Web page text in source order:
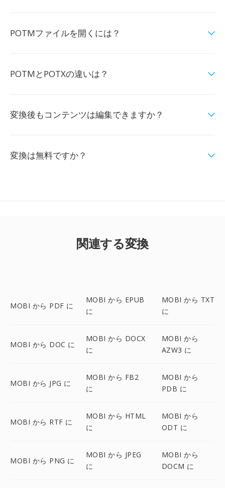
POTMファイルを開くには？
POTMとPOTXの違いは？
変換後もコンテンツは編集できますか？
変換は無料ですか？
関連する変換
MOBI から PDF に
MOBI から EPUB
に
MOBI から TXT
に
MOBI から DOC に
MOBI から DOCX
に
MOBI から
AZW3 に
MOBI から JPG に
MOBI から FB2
に
MOBI から
PDB に
MOBI から RTF に
MOBI から HTML
に
MOBI から
ODT に
MOBI から PNG に
MOBI から JPEG
に
MOBI から
DOCM に